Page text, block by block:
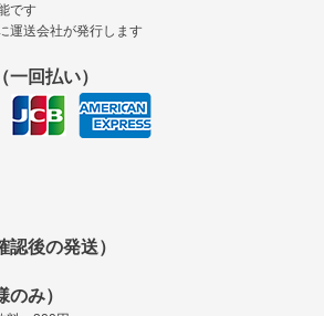
です
運送会社が発行します
回払い）
後の発送）
み）